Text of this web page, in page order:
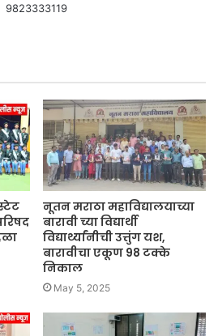
9823333119
नूतन मराठा महाविद्यालयाच्या
बारावी च्या विद्यार्थी
विद्यार्थ्यांनीची उत्तुंग यश,
बारावीचा एकूण 98 टक्के
निकाल
May 5, 2025